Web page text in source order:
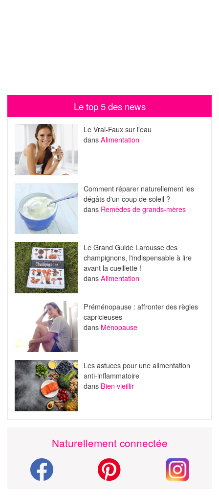
Le top 5 des news
Le Vrai-Faux sur l'eau
dansAlimentation
Comment réparer naturellement les
dégâts d'un coup de soleil ?
dans Remèdes de grands-mères
Le Grand Guide Larousse des
champignons, l'indispensable à lire
avant la cueillette !
dansAlimentation
Préménopause : affronter des règles
capricieuses
dans Ménopause
Les astuces pour une alimentation
anti-inflammatoire
dans Bien vieillir
Naturellement connectée